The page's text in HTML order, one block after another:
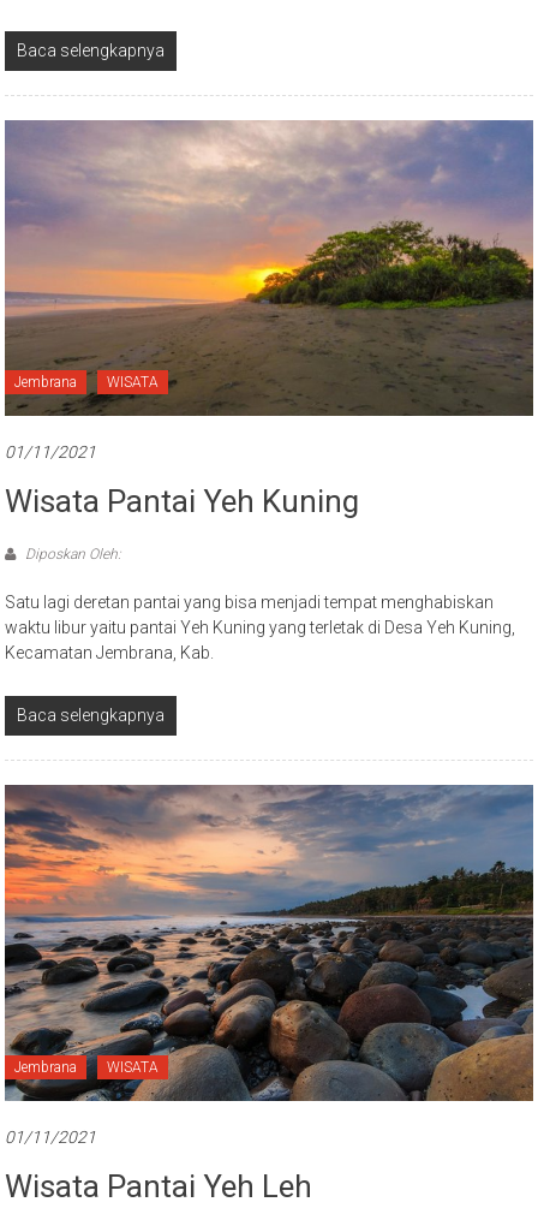
Baca selengkapnya
Jembrana WISATA
01/11/2021
Wisata Pantai Yeh Kuning
Diposkan Oleh:
Satu lagi deretan pantai yang bisa menjadi tempat menghabiskan
waktu libur yaitu pantai Yeh Kuning yang terletak di Desa Yeh Kuning,
Kecamatan Jembrana, Kab.
Baca selengkapnya
Jembrana WISATA
01/11/2021
Wisata Pantai Yeh Leh